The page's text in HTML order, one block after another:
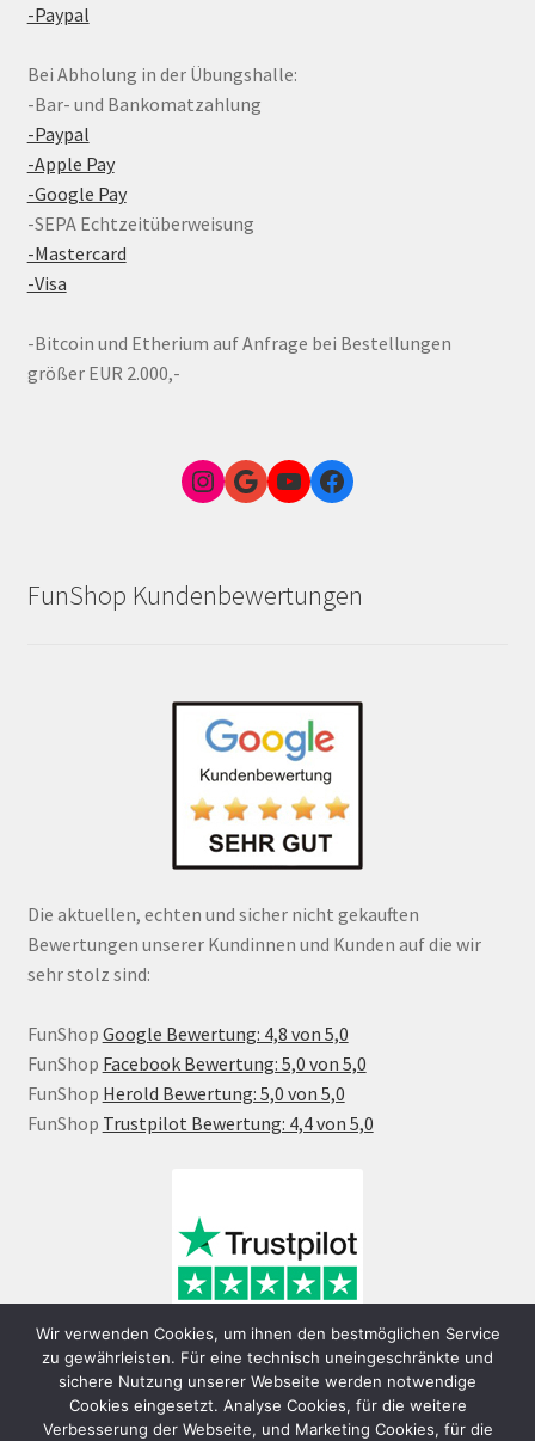
-Paypal
Bei Abholung in der Übungshalle:
-Bar- und Bankomatzahlung
-Paypal
-Apple Pay
-Google Pay
-SEPA Echtzeitüberweisung
-Mastercard
-Visa
-Bitcoin und Etherium auf Anfrage bei Bestellungen
größer EUR 2.000,-
Instagram
Google Link zum FunShop WienYouTubeFacebook
FunShop Kundenbewertungen
Die aktuellen, echten und sicher nicht gekauften
Bewertungen unserer Kundinnen und Kunden auf die wir
sehr stolz sind:
FunShop Google Bewertung: 4,8 von 5,0
FunShop Facebook Bewertung: 5,0 von 5,0
FunShop Herold Bewertung: 5,0 von 5,0
FunShop Trustpilot Bewertung: 4,4 von 5,0
Wir verwenden Cookies, um ihnen den bestmöglichen Service
zu gewährleisten. Für eine technisch uneingeschränkte und
sichere Nutzung unserer Webseite werden notwendige
Cookies eingesetzt. Analyse Cookies, für die weitere
Verbesserung der Webseite, und Marketing Cookies, für die